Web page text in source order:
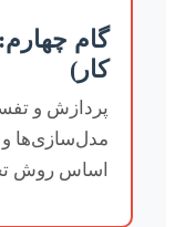
گام
کار)
پردازش و
مدل‌سازی‌ها
اساس روش